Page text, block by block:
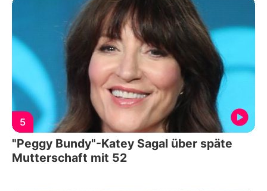
5
"Peggy Bundy"-Katey Sagal über späte
Mutterschaft mit 52